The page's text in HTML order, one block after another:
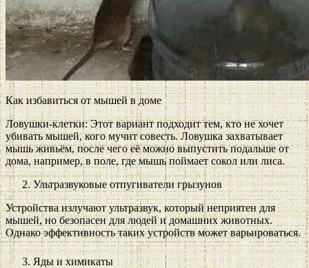
Как избавиться от мышей в доме
Ловушки-клетки: Этот вариант подходит тем, кто не хочет
убивать мышей, кого мучит совесть. Ловушка захватывает
мышь живьём, после чего её можно выпустить подальше от
дома, например, в поле, где мышь поймает сокол или лиса.
Ультразвуковые отпугиватели грызунов
Устройства излучают ультразвук, который неприятен для
мышей, но безопасен для людей и домашних животных.
Однако эффективность таких устройств может варьироваться.
Яды и химикаты